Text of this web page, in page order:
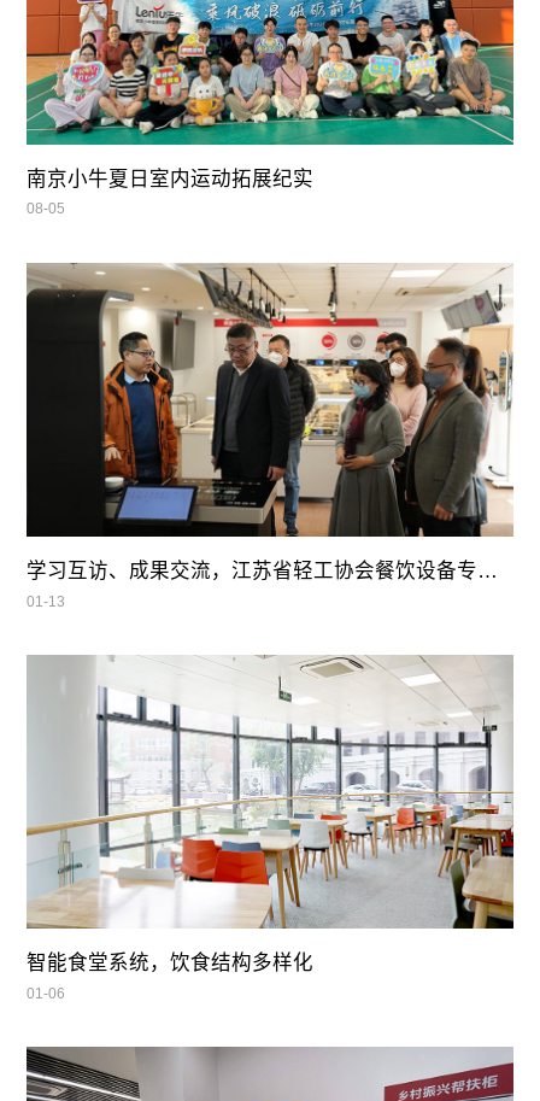
南京小牛夏日室内运动拓展纪实
08-05
学习互访、成果交流，江苏省轻工协会餐饮设备专业委员会领导莅临我司参观指导
01-13
智能食堂系统，饮食结构多样化
01-06